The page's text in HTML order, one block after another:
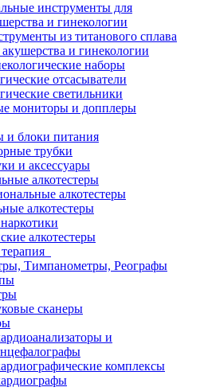
инструменты для
и гинекологии
из титанового сплава
акушерства и гинекологии
наборы
отсасыватели
светильники
мониторы и допплеры
и блоки питания
трубки
и аксессуары
алкотестеры
алкотестеры
алкотестеры
алкотестеры
Тимпанометры, Реографы
сканеры
и
комплексы